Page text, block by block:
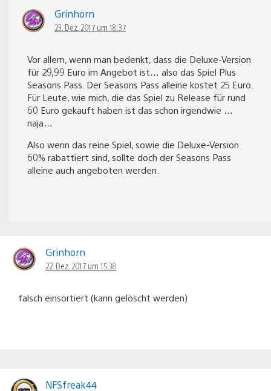
Grinhorn
23. Dez. 2017 um 18:37
Vor allem, wenn man bedenkt, dass die Deluxe-Version
für 29,99 Euro im Angebot ist… also das Spiel Plus
Seasons Pass. Der Seasons Pass alleine kostet 25 Euro.
Für Leute, wie mich, die das Spiel zu Release für rund
60 Euro gekauft haben ist das schon irgendwie …
naja…
Also wenn das reine Spiel, sowie die Deluxe-Version
60% rabattiert sind, sollte doch der Seasons Pass
alleine auch angeboten werden.
Grinhorn
22. Dez. 2017 um 15:38
falsch einsortiert (kann gelöscht werden)
NFSfreak44